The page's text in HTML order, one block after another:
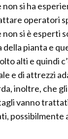
si ha
operatori
non si è esperti
pianta e
alti e quindi
e di attrezzi
inoltre, che
vanno
possibilmente